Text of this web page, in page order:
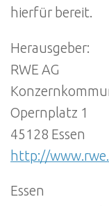
hierfür bereit.
Herausgeber:
RWE AG
Opernplatz 1
45128 Essen
http://
Essen